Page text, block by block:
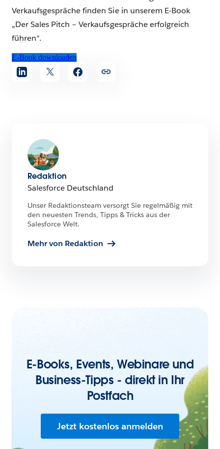
Verkaufsgespräche finden Sie in unserem E-Book
„Der Sales Pitch – Verkaufsgespräche erfolgreich
führen“.
E-Book downloaden
Artikel
teilen
Redaktion
Salesforce Deutschland
Unser Redaktionsteam versorgt Sie regelmäßig mit
den neuesten Trends, Tipps & Tricks aus der
Salesforce Welt.
Mehr von Redaktion
E-Books, Events, Webinare und
Business-Tipps - direkt in Ihr
Postfach
Jetzt kostenlos anmelden